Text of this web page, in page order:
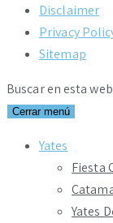
Disclaimer
Privacy
Sitemap
Buscar en esta web
Cerrar menú
Yates
Fiesta
Yates